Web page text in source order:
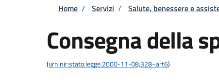
Briciole di pane
Home / Servizi / Salute, benessere e
Consegna della
(urn:nir:stato:legge:2000-11-08;328~art6)